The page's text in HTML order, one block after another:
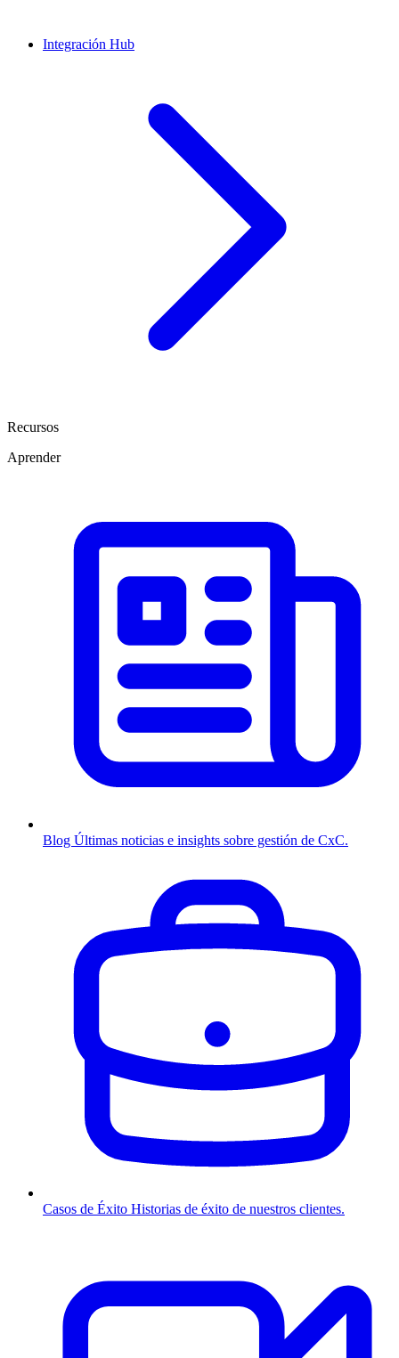
Integración Hub
Recursos
Aprender
Blog Últimas noticias e insights sobre gestión de CxC.
Casos de Éxito Historias de éxito de nuestros clientes.